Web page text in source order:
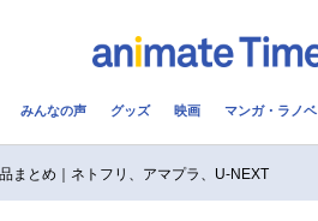
みんなの声 グッズ 映画 マンガ・ラノベ
まとめ｜ネトフリ、アマプラ、U-NEXT